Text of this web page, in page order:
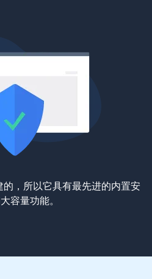
，所以它具有最先进的内置安
容量功能。